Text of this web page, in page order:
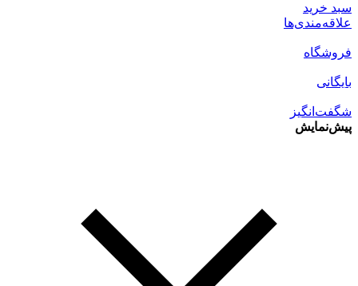
سبد خرید
علاقه‌مندی‌ها
فروشگاه
بایگانی
شگفت‌انگیز
پیش‌نمایش